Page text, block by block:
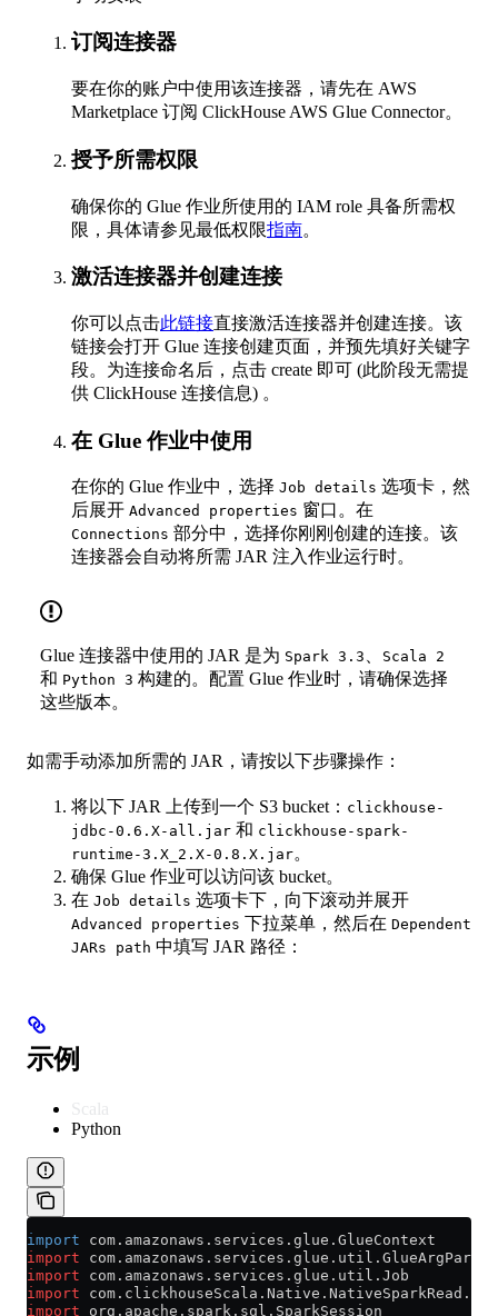
订阅连接器
要在你的账户中使用该连接器，请先在 AWS
Marketplace 订阅 ClickHouse AWS Glue Connector。
授予所需权限
确保你的 Glue 作业所使用的 IAM role 具备所需权
限，具体请参见最低权限指南。
激活连接器并创建连接
你可以点击此链接直接激活连接器并创建连接。该
链接会打开 Glue 连接创建页面，并预先填好关键字
段。为连接命名后，点击 create 即可 (此阶段无需提
供 ClickHouse 连接信息) 。
在 Glue 作业中使用
在你的 Glue 作业中，选择 Job details 选项卡，然
后展开 Advanced properties 窗口。在
Connections 部分中，选择你刚刚创建的连接。该
连接器会自动将所需 JAR 注入作业运行时。
Glue 连接器中使用的 JAR 是为 Spark 3.3 、 Scala 2
和 Python 3 构建的。配置 Glue 作业时，请确保选择
这些版本。
如需手动添加所需的 JAR，请按以下步骤操作：
将以下 JAR 上传到一个 S3 bucket： clickhouse-
jdbc-0.6.X-all.jar 和 clickhouse-spark-
runtime-3.X_2.X-0.8.X.jar。
确保 Glue 作业可以访问该 bucket。
在 Job details 选项卡下，向下滚动并展开
Advanced properties 下拉菜单，然后在 Dependent
JARs path 中填写 JAR 路径：
示例
Scala
Python
import com.amazonaws.services.glue.GlueContext
import com.amazonaws.services.glue.util.GlueArgParser
import com.amazonaws.services.glue.util.Job
import
import org.apache.spark.sql.SparkSession